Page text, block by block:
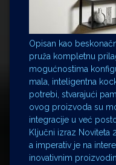
Opisan kao
pruža kompletnu
mogućnostima
mala, inteligentna
potrebi, stvarajući
ovog proizvoda su
integracije u već
Ključni izraz Noviteta
a imperativ je na
inovativnim